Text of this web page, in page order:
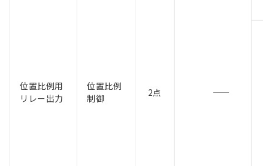
位置比例用
リレー出力
位置比例
制御
2点